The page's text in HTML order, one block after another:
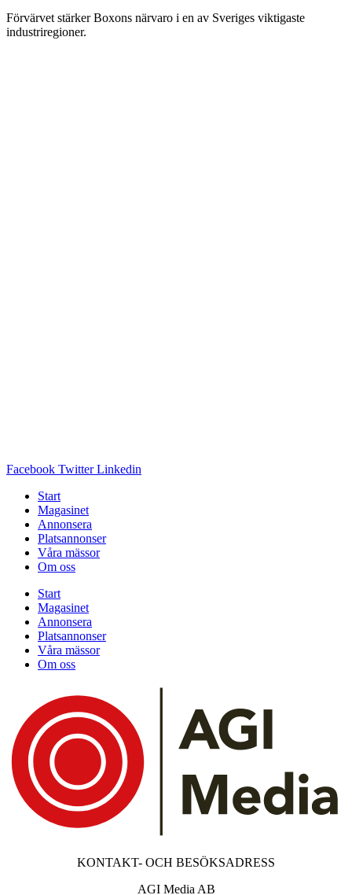
Förvärvet stärker Boxons närvaro i en av Sveriges viktigaste
industriregioner.
Facebook Twitter Linkedin
Start
Magasinet
Annonsera
Platsannonser
Våra mässor
Om oss
Start
Magasinet
Annonsera
Platsannonser
Våra mässor
Om oss
KONTAKT- OCH BESÖKSADRESS
AGI Media AB